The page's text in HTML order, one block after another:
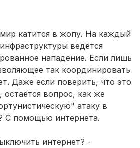
катится в жопу. На каждый
ведётся
нападение. Если лишь
так координировать
Даже если поверить, что это
остаётся вопрос, как же
атаку в
С помощью интернета.
интернет? -